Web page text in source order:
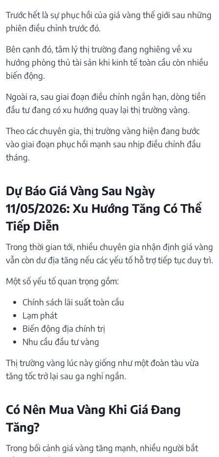
Trước hết là sự phục hồi của giá vàng thế giới sau những
phiên điều chỉnh trước đó.
Bên cạnh đó, tâm lý thị trường đang nghiêng về xu
hướng phòng thủ tài sản khi kinh tế toàn cầu còn nhiều
biến động.
Ngoài ra, sau giai đoạn điều chỉnh ngắn hạn, dòng tiền
đầu tư đang có xu hướng quay lại thị trường vàng.
Theo các chuyên gia, thị trường vàng hiện đang bước
vào giai đoạn phục hồi mạnh sau nhịp điều chỉnh đầu
tháng.
Dự Báo Giá Vàng Sau Ngày
11/05/2026: Xu Hướng Tăng Có Thể
Tiếp Diễn
Trong thời gian tới, nhiều chuyên gia nhận định giá vàng
vẫn còn dư địa tăng nếu các yếu tố hỗ trợ tiếp tục duy trì.
Một số yếu tố quan trọng gồm:
Chính sách lãi suất toàn cầu
Lạm phát
Biến động địa chính trị
Nhu cầu đầu tư vàng
Thị trường vàng lúc này giống như một đoàn tàu vừa
tăng tốc trở lại sau ga nghỉ ngắn.
Có Nên Mua Vàng Khi Giá Đang
Tăng?
Trong bối cảnh giá vàng tăng mạnh, nhiều người bắt